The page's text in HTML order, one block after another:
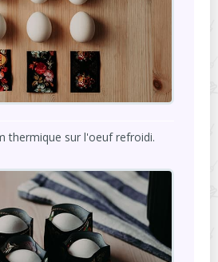
thermique sur l'oeuf refroidi.